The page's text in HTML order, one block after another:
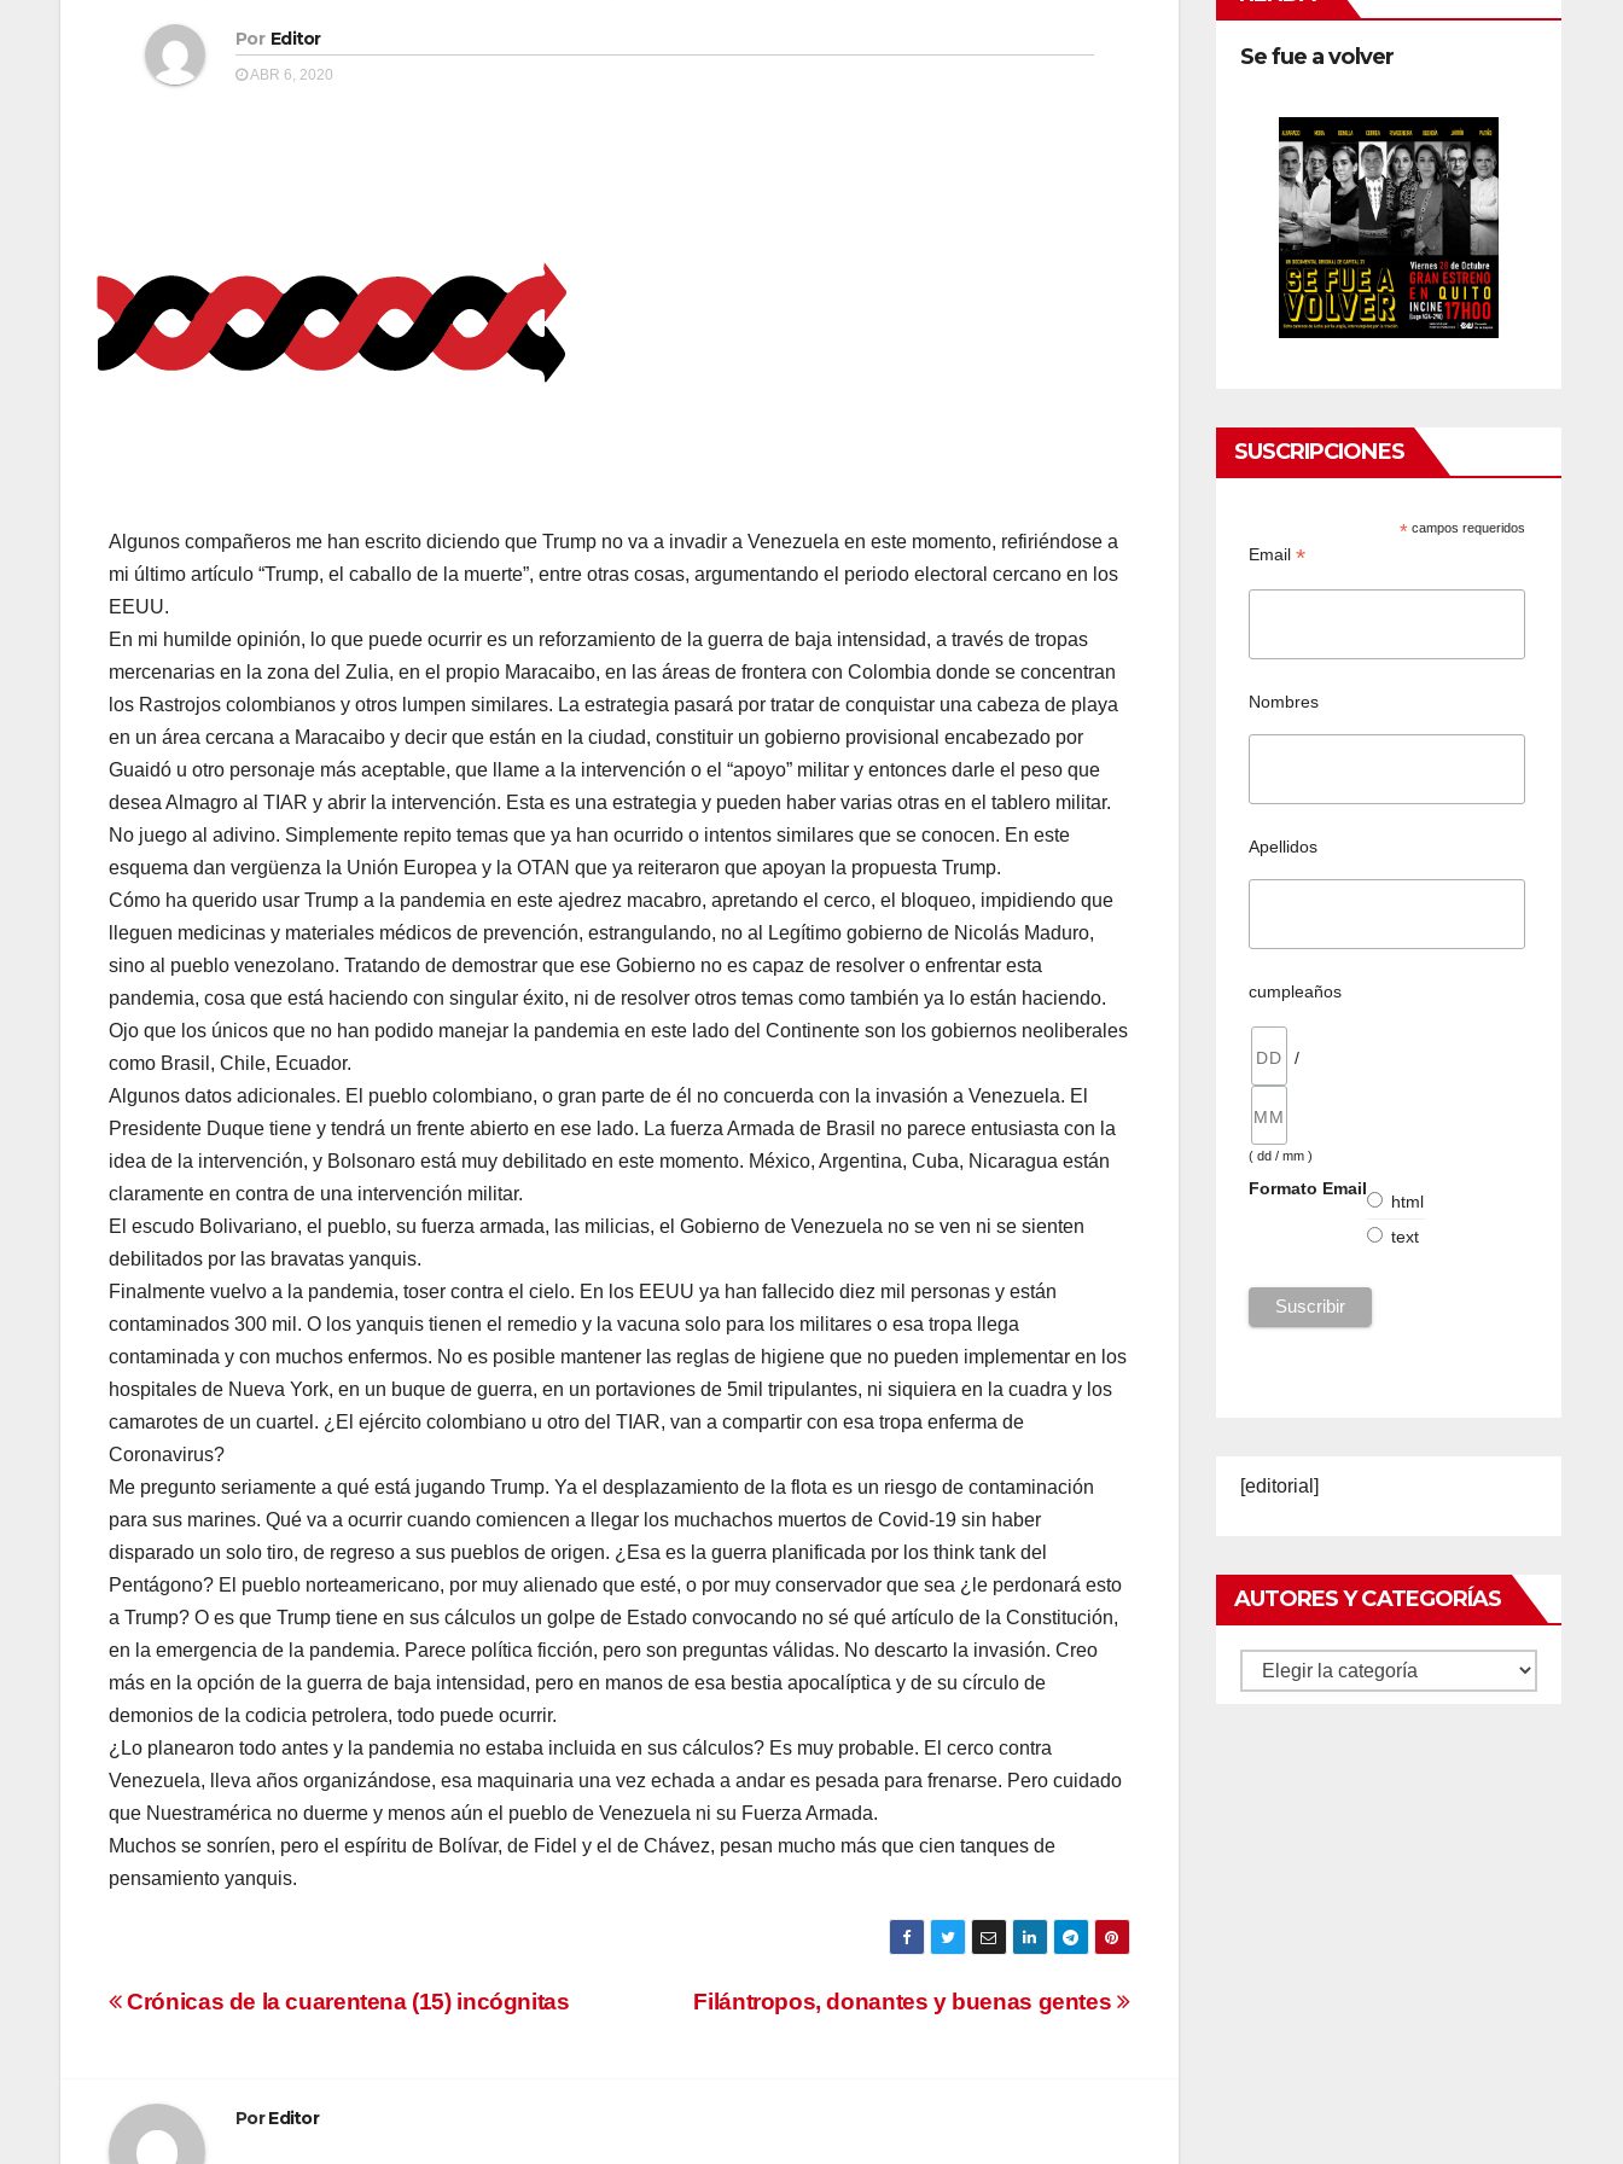
Por Editor
ABR 6, 2020
Algunos compañeros me han escrito diciendo que Trump no va a invadir a Venezuela en este momento, refiriéndose a
mi último artículo “Trump, el caballo de la muerte”, entre otras cosas, argumentando el periodo electoral cercano en los
EEUU.
En mi humilde opinión, lo que puede ocurrir es un reforzamiento de la guerra de baja intensidad, a través de tropas
mercenarias en la zona del Zulia, en el propio Maracaibo, en las áreas de frontera con Colombia donde se concentran
los Rastrojos colombianos y otros lumpen similares. La estrategia pasará por tratar de conquistar una cabeza de playa
en un área cercana a Maracaibo y decir que están en la ciudad, constituir un gobierno provisional encabezado por
Guaidó u otro personaje más aceptable, que llame a la intervención o el “apoyo” militar y entonces darle el peso que
desea Almagro al TIAR y abrir la intervención. Esta es una estrategia y pueden haber varias otras en el tablero militar.
No juego al adivino. Simplemente repito temas que ya han ocurrido o intentos similares que se conocen. En este
esquema dan vergüenza la Unión Europea y la OTAN que ya reiteraron que apoyan la propuesta Trump.
Cómo ha querido usar Trump a la pandemia en este ajedrez macabro, apretando el cerco, el bloqueo, impidiendo que
lleguen medicinas y materiales médicos de prevención, estrangulando, no al Legítimo gobierno de Nicolás Maduro,
sino al pueblo venezolano. Tratando de demostrar que ese Gobierno no es capaz de resolver o enfrentar esta
pandemia, cosa que está haciendo con singular éxito, ni de resolver otros temas como también ya lo están haciendo.
Ojo que los únicos que no han podido manejar la pandemia en este lado del Continente son los gobiernos neoliberales
como Brasil, Chile, Ecuador.
Algunos datos adicionales. El pueblo colombiano, o gran parte de él no concuerda con la invasión a Venezuela. El
Presidente Duque tiene y tendrá un frente abierto en ese lado. La fuerza Armada de Brasil no parece entusiasta con la
idea de la intervención, y Bolsonaro está muy debilitado en este momento. México, Argentina, Cuba, Nicaragua están
claramente en contra de una intervención militar.
El escudo Bolivariano, el pueblo, su fuerza armada, las milicias, el Gobierno de Venezuela no se ven ni se sienten
debilitados por las bravatas yanquis.
Finalmente vuelvo a la pandemia, toser contra el cielo. En los EEUU ya han fallecido diez mil personas y están
contaminados 300 mil. O los yanquis tienen el remedio y la vacuna solo para los militares o esa tropa llega
contaminada y con muchos enfermos. No es posible mantener las reglas de higiene que no pueden implementar en los
hospitales de Nueva York, en un buque de guerra, en un portaviones de 5mil tripulantes, ni siquiera en la cuadra y los
camarotes de un cuartel. ¿El ejército colombiano u otro del TIAR, van a compartir con esa tropa enferma de
Coronavirus?
Me pregunto seriamente a qué está jugando Trump. Ya el desplazamiento de la flota es un riesgo de contaminación
para sus marines. Qué va a ocurrir cuando comiencen a llegar los muchachos muertos de Covid-19 sin haber
disparado un solo tiro, de regreso a sus pueblos de origen. ¿Esa es la guerra planificada por los think tank del
Pentágono? El pueblo norteamericano, por muy alienado que esté, o por muy conservador que sea ¿le perdonará esto
a Trump? O es que Trump tiene en sus cálculos un golpe de Estado convocando no sé qué artículo de la Constitución,
en la emergencia de la pandemia. Parece política ficción, pero son preguntas válidas. No descarto la invasión. Creo
más en la opción de la guerra de baja intensidad, pero en manos de esa bestia apocalíptica y de su círculo de
demonios de la codicia petrolera, todo puede ocurrir.
¿Lo planearon todo antes y la pandemia no estaba incluida en sus cálculos? Es muy probable. El cerco contra
Venezuela, lleva años organizándose, esa maquinaria una vez echada a andar es pesada para frenarse. Pero cuidado
que Nuestramérica no duerme y menos aún el pueblo de Venezuela ni su Fuerza Armada.
Muchos se sonríen, pero el espíritu de Bolívar, de Fidel y el de Chávez, pesan mucho más que cien tanques de
pensamiento yanquis.
Navegación
entradas
Filántropos, donantes y buenas gentes
Crónicas de la cuarentena (15) incógnitas
PorEditor
Se fue a volver
SUSCRIPCIONES
* campos requeridos
Email *
Nombres
Apellidos
cumpleaños
/
( dd / mm )
Formato Email
html
text
[editorial]
AUTORES Y CATEGORÍAS
Autores